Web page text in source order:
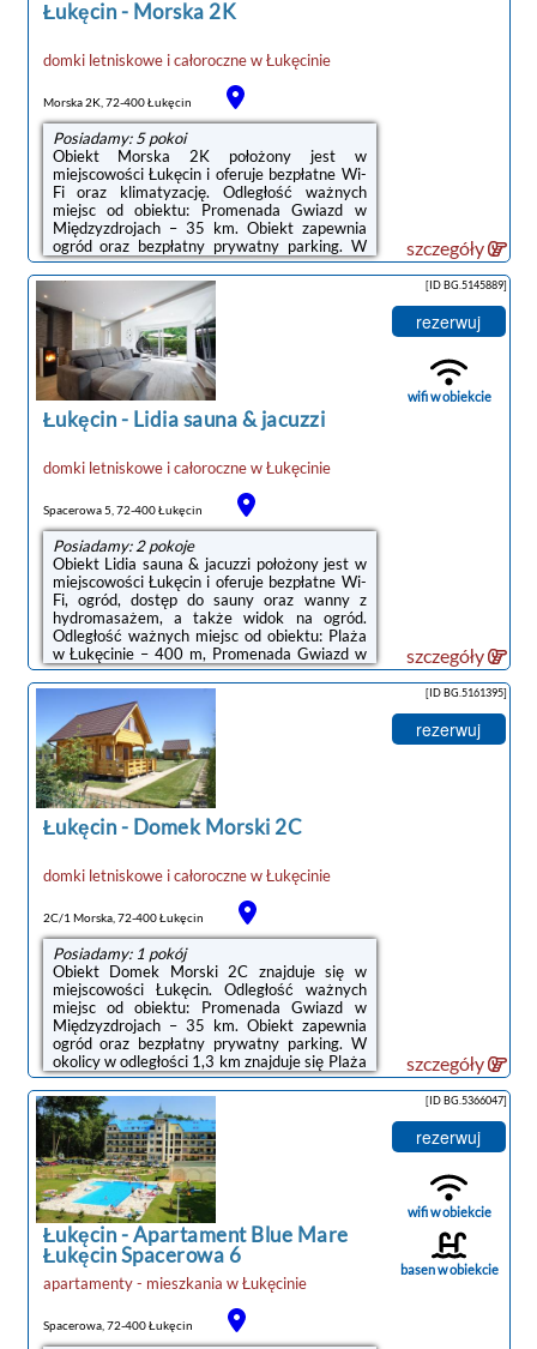
Łukęcin- Morska 2K
domki letniskowe i całorocznewŁukęcinie
Morska 2K, 72-400 Łukęcin
Posiadamy: 5 pokoi
Obiekt Morska 2K położony jest w
miejscowości Łukęcin i oferuje bezpłatne Wi-
Fi oraz klimatyzację. Odległość ważnych
miejsc od obiektu: Promenada Gwiazd w
Międzyzdrojach – 35 km. Obiekt zapewnia
ogród oraz bezpłatny prywatny parking. W
okolicy w odległości 1,5 km znajduje się Plaża
w Łukęcinie.W domu wakacyjnym
zapewniono taras, kilka sypialni (2), salon z
telewizorem z płaskim ekranem, kuchnię ze
standardowym wyposażeniem, takim jak
lodówka i zmywarka, a także łazienkę (1) z
prysznicem. Goście mogą podziwiać widok na
ogród. W domu wakacyjnym zapewniono
ręczniki ...
szczegóły
Łukęcin- Lidia sauna & jacuzzi
domki letniskowe i całorocznewŁukęcinie
Spacerowa 5, 72-400 Łukęcin
Posiadamy: 2 pokoje
Obiekt Lidia sauna & jacuzzi położony jest w
miejscowości Łukęcin i oferuje bezpłatne Wi-
Fi, ogród, dostęp do sauny oraz wanny z
hydromasażem, a także widok na ogród.
Odległość ważnych miejsc od obiektu: Plaża
w Łukęcinie – 400 m, Promenada Gwiazd w
Międzyzdrojach – 36 km. Na terenie obiektu
znajduje się prywatny parking.Każda opcja
zakwaterowania ma taras i wyposażona jest
w telewizor z płaskim ekranem oraz pralkę.
We wszystkich opcjach znajduje się kuchnia z
pełnym wyposażeniem, w tym lodówką, jak
również kominek, część wypoczynkowa z
rozkładaną sofą oraz ...
[ID BG.5145889]
rezerwuj
wifi w obiekcie
szczegóły
Łukęcin- Domek Morski 2C
domki letniskowe i całorocznewŁukęcinie
2C/1 Morska, 72-400 Łukęcin
Posiadamy: 1 pokój
Obiekt Domek Morski 2C znajduje się w
miejscowości Łukęcin. Odległość ważnych
miejsc od obiektu: Promenada Gwiazd w
Międzyzdrojach – 35 km. Obiekt zapewnia
ogród oraz bezpłatny prywatny parking. W
okolicy w odległości 1,3 km znajduje się Plaża
w Łukęcinie.W domu wakacyjnym
zapewniono taras, kilka sypialni (2), salon z
telewizorem z płaskim ekranem, aneks
kuchenny ze standardowym wyposażeniem,
takim jak lodówka i płyta kuchenna, a także
łazienkę (1) z prysznicem. Goście mogą
podziwiać widok na ogród. W domu
wakacyjnym zapewniono ręczniki i
pościel.Doba hotelowa od ...
[ID BG.5161395]
rezerwuj
szczegóły
Łukęcin-Apartament Blue Mare
Łukęcin Spacerowa 6
apartamenty - mieszkania wŁukęcinie
Spacerowa, 72-400 Łukęcin
[ID BG.5366047]
rezerwuj
wifi w obiekcie
basen w obiekcie